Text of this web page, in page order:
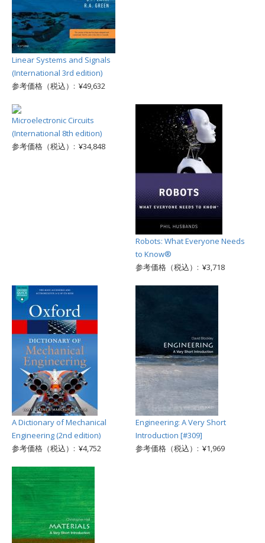
Linear Systems and Signals
(International 3rd edition)
参考価格（税込）: ¥49,632
Microelectronic Circuits
(International 8th edition)
参考価格（税込）: ¥34,848
Robots: What Everyone Needs
to Know®
参考価格（税込）: ¥3,718
A Dictionary of Mechanical
Engineering (2nd edition)
参考価格（税込）: ¥4,752
Engineering: A Very Short
Introduction [#309]
参考価格（税込）: ¥1,969